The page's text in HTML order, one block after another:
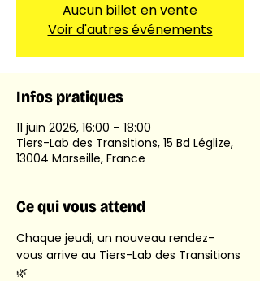
Aucun billet en vente
Voir d'autres événements
Infos pratiques
11 juin 2026, 16:00 – 18:00
Tiers-Lab des Transitions, 15 Bd Léglize,
13004 Marseille, France
Ce qui vous attend
Chaque jeudi, un nouveau rendez-
vous arrive au Tiers-Lab des Transitions
🌿